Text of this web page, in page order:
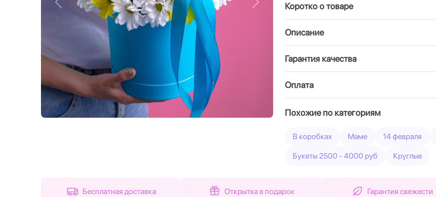
Назад Вперед Коротко о товаре
Описание
Гарантия качества
Оплата
Похожие по категориям
В коробках Маме 14 февраля
Букеты 2500 - 4000 руб Круглые
Бесплатная доставка Открытка в подарок Гарантия свежести